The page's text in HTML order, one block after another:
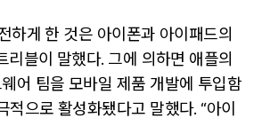
하게 한 것은 아이폰과 아이패드의
리블이 말했다. 그에 의하면 애플의
어 팀을 모바일 제품 개발에 투입함
적으로 활성화됐다고 말했다. “아이